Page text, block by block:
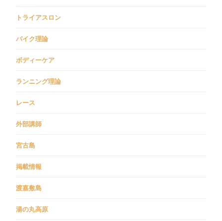
トライアスロン
バイク理論
ボディーケア
ランニング理論
レース
外部講師
宮古島
掲載情報
渡嘉敷島
湯の丸高原